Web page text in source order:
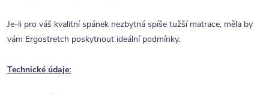
Je-li pro váš kvalitní spánek nezbytná spíše tužší matrace, měla by
vám Ergostretch poskytnout ideální podmínky.
Technické údaje: